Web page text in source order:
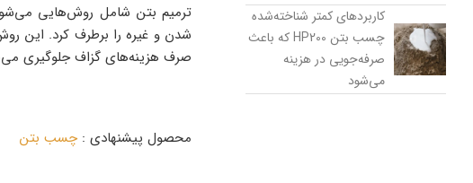
کاربردهای کمتر شناخته‌شده
چسب بتن HP200 که باعث
صرفه‌جویی در هزینه
می‌شود
ترمیم بتن شامل روش‌هایی‌
شدن و غیره را برطرف کرد. این
صرف هزینه‌های گزاف جلوگیری‌
محصول پیشنهادی : چسب بتن